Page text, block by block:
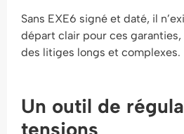
Sans EXE6 signé et daté, il
départ clair pour ces garanties,
des litiges longs et complexes.
Un outil de
tensions